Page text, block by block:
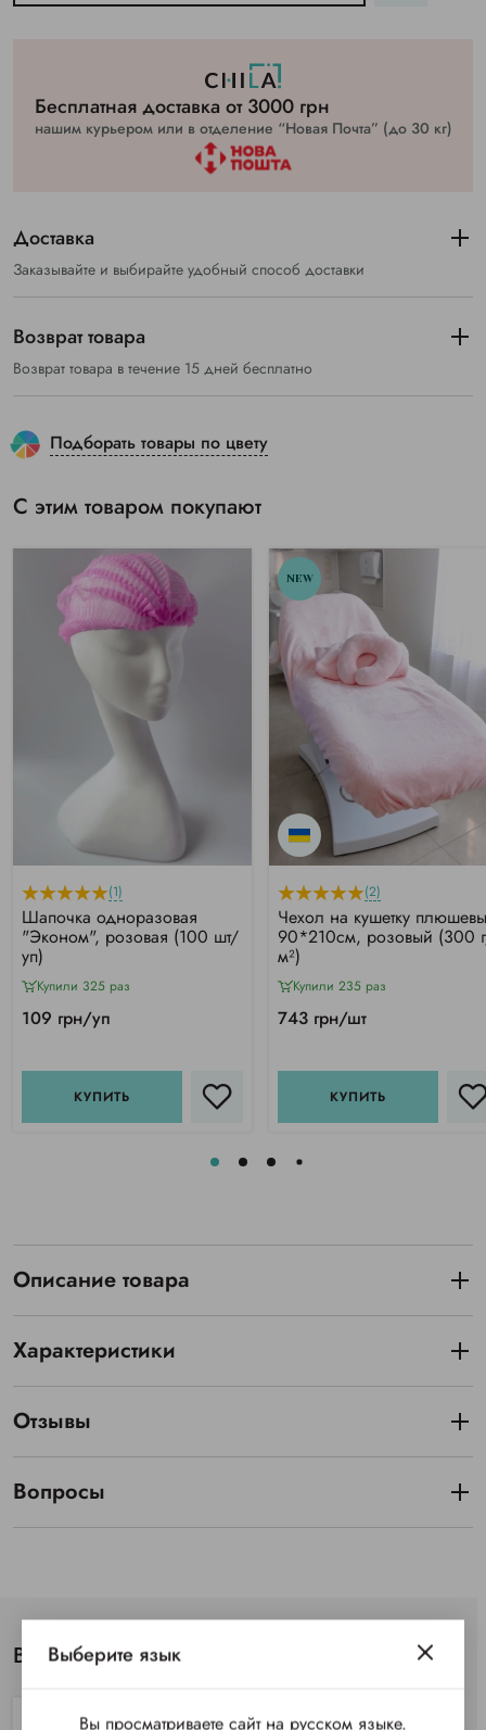
Бесплатная доставка от 3000 грн
нашим курьером или в отделение “Новая Почта” (до 30 кг)
Доставка
Заказывайте и выбирайте удобный способ доставки
Возврат товара
Возврат товара в течение 15 дней бесплатно
Подборать товары по цвету
С этим товаром покупают
(1)
Шапочка одноразовая
"Эконом", розовая (100 шт/
уп)
Купили 325 раз
109 грн/уп
КУПИТЬ
NEW
(2)
Чехол на кушетку
90*210см, розовый (300
м²)
Купили 235 раз
743 грн/шт
КУПИТЬ
Описание товара
Характеристики
Отзывы
Вопросы
Вы просматривали
Выберите язык
Вы просматриваете сайт на русском языке.